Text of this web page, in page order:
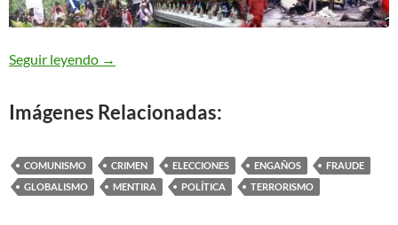
Seguir leyendo Esta es la hora de la Verdad
→
Imágenes Relacionadas:
COMUNISMO CRIMEN ELECCIONES ENGAÑOS
FRAUDE
GLOBALISMO
MENTIRA POLÍTICA TERRORISMO